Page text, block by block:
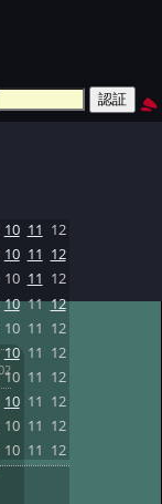
10 11 12
10 11 12
10 11 12
10 11 12
10 11 12
10 11 12
10 11 12
10 11 12
10 11 12
10 11 12